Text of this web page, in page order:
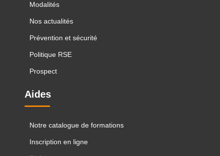
Modalités
Nos actualités
Prévention et sécurité
Politique RSE
Prospect
Aides
Notre catalogue de formations
Inscription en ligne